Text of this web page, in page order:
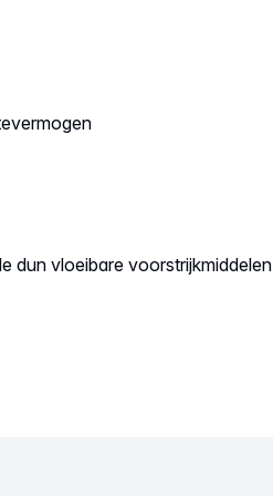
dun vloeibare voorstrijkmiddelen